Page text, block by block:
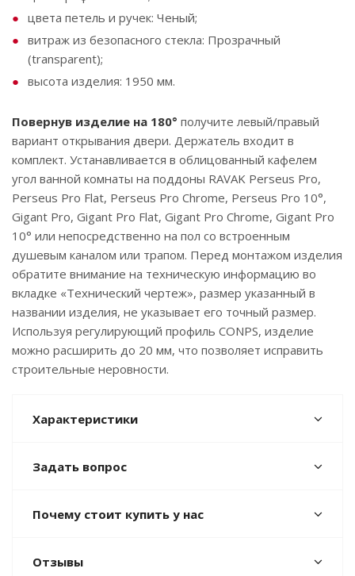
цвета петель и ручек: Ченый;
витраж из безопасного стекла: Прозрачный
(transparent);
высота изделия: 1950 мм.
Повернув изделие на 180° получите левый/правый
вариант открывания двери. Держатель входит в
комплект. Устанавливается в облицованный кафелем
угол ванной комнаты на поддоны RAVAK Perseus Pro,
Perseus Pro Flat, Perseus Pro Chrome, Perseus Pro 10°,
Gigant Pro, Gigant Pro Flat, Gigant Pro Chrome, Gigant Pro
10° или непосредственно на пол со встроенным
душевым каналом или трапом. Перед монтажом изделия
обратите внимание на техническую информацию во
вкладке «Технический чертеж», размер указанный в
названии изделия, не указывает его точный размер.
Используя регулирующий профиль CONPS, изделие
можно расширить до 20 мм, что позволяет исправить
строительные неровности.
Характеристики
Задать вопрос
Почему стоит купить у нас
Отзывы